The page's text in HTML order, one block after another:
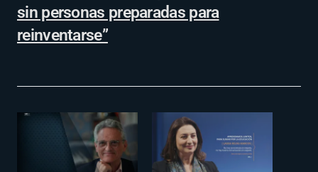
sin personas preparadas para
reinventarse”